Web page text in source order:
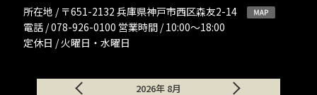
所在地 / 〒651-2132 兵庫県神戸市西区森友2-14
電話 / 078-926-0100 営業時間 / 10:00〜18:00
定休日 / 火曜日・水曜日
2026年 8月